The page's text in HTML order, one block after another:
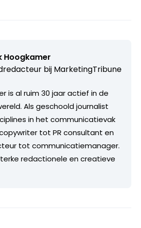
Hoogkamer
bij MarketingTribune
is al ruim 30 jaar actief in de
Als geschoold journalist
in het communicatievak
tot PR consultant en
tot communicatiemanager.
redactionele en creatieve